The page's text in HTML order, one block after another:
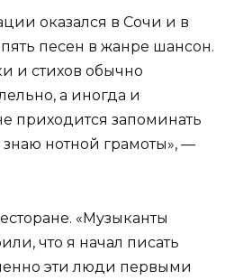
оказался в Сочи и в
песен в жанре шансон.
и стихов обычно
а иногда и
приходится запоминать
знаю нотной грамоты», —
«Музыканты
что я начал писать
эти люди первыми